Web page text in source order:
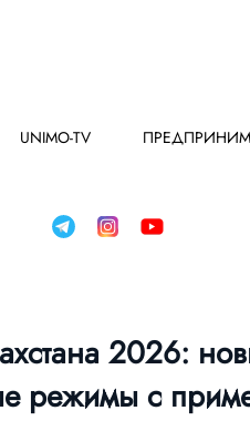
UNIMO-TV
2026:
режимы с